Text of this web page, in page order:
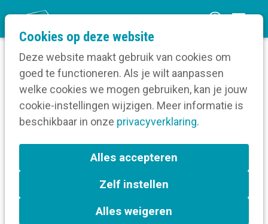
Cookies op deze website
Deze website maakt gebruik van cookies om
goed te functioneren. Als je wilt aanpassen
welke cookies we mogen gebruiken, kan je jouw
cookie-instellingen wijzigen. Meer informatie is
beschikbaar in onze privacyverklaring.
Alles accepteren
Zelf instellen
Alles weigeren
n
m
Home
Blog
Waarom is het belangrijk om helder en duidelijk
te schrijven?
Waarom is het belangrijk
om helder en duidelijk te
schrijven?